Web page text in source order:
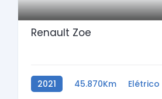
Renault Zoe
2021 45.870Km Elétrico